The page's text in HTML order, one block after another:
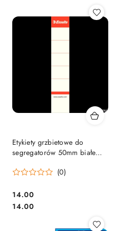
Etykiety grzbietowe do
segregatorów 50mm białe
(0)
Cena:
14.00
Cena:
14.00